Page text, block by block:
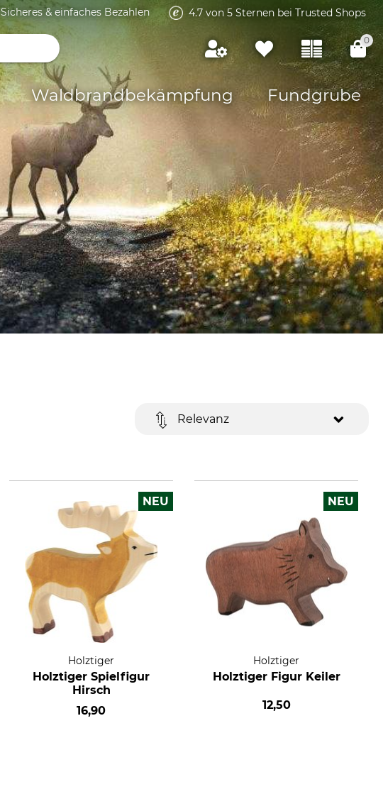
Sicheres & einfaches Bezahlen 4.7 von 5 Sternen bei Trusted Shops
0
Waldbrandbekämpfung Fundgrube
Relevanz
NEU
Holztiger
Holztiger Spielfigur
Hirsch
16,90
NEU
Holztiger
Holztiger Figur Keiler
12,50